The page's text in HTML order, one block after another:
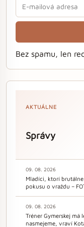
Bez spamu, len
AKTUÁLNE
Správy
09. 08. 2026
Mladíci, ktorí
pokusu o vraždu –
09. 08. 2026
Tréner Gymerskej
nasmejeme, vraví